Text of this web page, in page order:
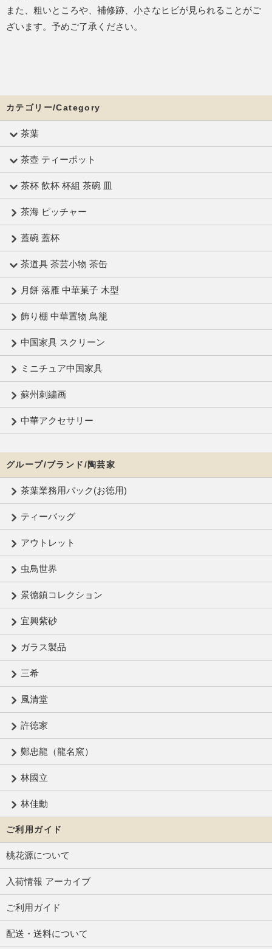
また、粗いところや、補修跡、小さなヒビが見られることがご
ざいます。予めご了承ください。
カテゴリー/Category
茶葉
茶壺 ティーポット
茶杯 飲杯 杯組 茶碗 皿
茶海 ピッチャー
蓋碗 蓋杯
茶道具 茶芸小物 茶缶
月餅 落雁 中華菓子 木型
飾り棚 中華置物 鳥籠
中国家具 スクリーン
ミニチュア中国家具
蘇州刺繍画
中華アクセサリー
グループ/ブランド/陶芸家
茶葉業務用パック(お徳用)
ティーバッグ
アウトレット
虫鳥世界
景徳鎮コレクション
宜興紫砂
ガラス製品
三希
風清堂
許徳家
鄭忠龍（龍名窯）
林國立
林佳勳
ご利用ガイド
桃花源について
入荷情報 アーカイブ
ご利用ガイド
配送・送料について